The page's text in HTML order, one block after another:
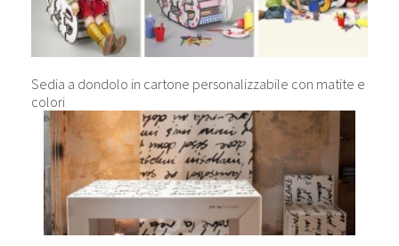
Sedia a dondolo in cartone personalizzabile con matite e
colori